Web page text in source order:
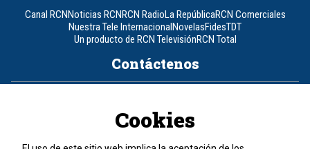
Canal RCNNoticias RCNRCN RadioLa RepúblicaRCN Comerciales
Nuestra Tele InternacionalNovelasFidesTDT
Un producto de RCN TelevisiónRCN Total
Contáctenos
Política de cookies
Cookies